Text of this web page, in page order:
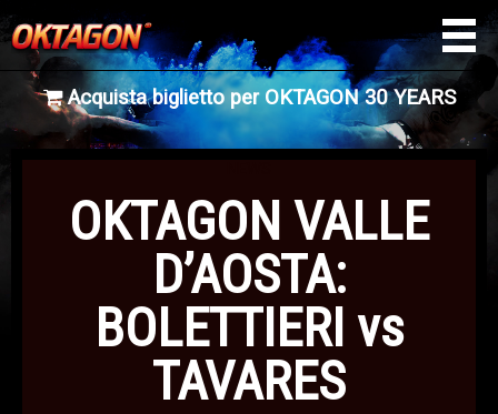
Acquista biglietto per OKTAGON 30 YEARS
OKTAGON VALLE
D’AOSTA:
BOLETTIERI vs
TAVARES